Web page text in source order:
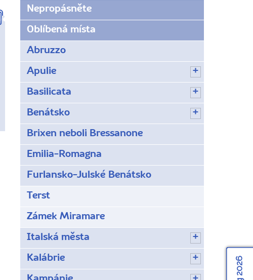
Nepropásněte
Oblíbená místa
Abruzzo
Apulie
Basilicata
Benátsko
Brixen neboli Bressanone
Emilia-Romagna
Furlansko-Julské Benátsko
Terst
Zámek Miramare
Italská města
Kalábrie